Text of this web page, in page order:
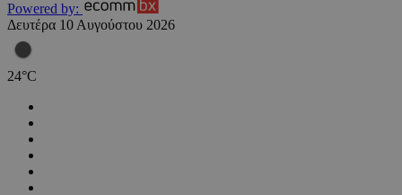
Powered by:
Δευτέρα 10 Αυγούστου 2026
24°C